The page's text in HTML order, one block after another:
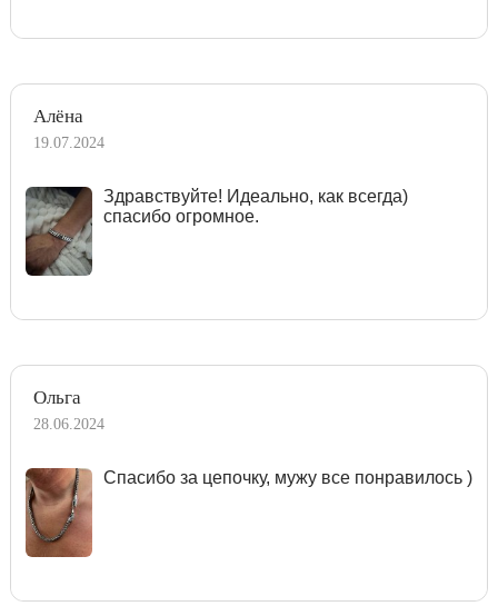
Алёна
19.07.2024
Здравствуйте! Идеально, как всегда)
спасибо огромное.
Ольга
28.06.2024
Спасибо за цепочку, мужу все понравилось )